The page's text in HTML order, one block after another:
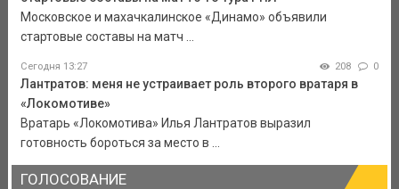
Московское и махачкалинское «Динамо» объявили
стартовые составы на матч ...
Сегодня 13:27 208 0
Лантратов: меня не устраивает роль второго вратаря в
«Локомотиве»
Вратарь «Локомотива» Илья Лантратов выразил
готовность бороться за место в ...
ГОЛОСОВАНИЕ